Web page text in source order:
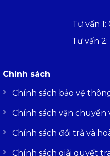
Tư vấn 1:
Tư vấn
Chính sách
Chính sách bảo vệ
Chính sách vận chuyển
Chính sách đổi trả và
Chính sách giải quyết